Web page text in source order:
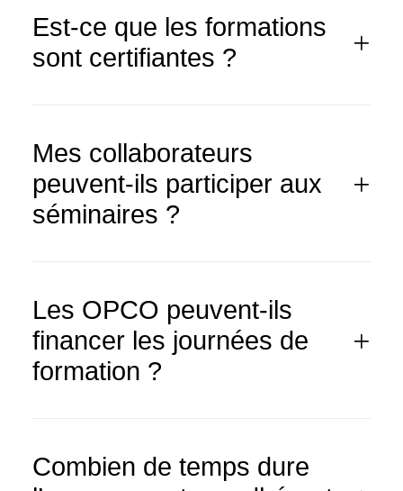
Est-ce que les formations
sont certifiantes ?
Mes collaborateurs
peuvent-ils participer aux
séminaires ?
Les OPCO peuvent-ils
financer les journées de
formation ?
Combien de temps dure